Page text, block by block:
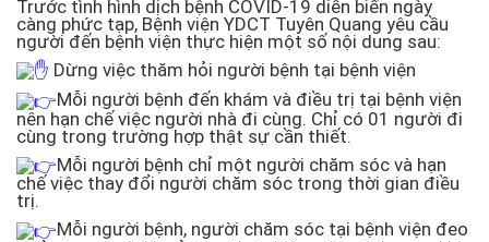
Trước tình hình dịch bệnh COVID-19 diễn biến ngày
càng phức tạp, Bệnh viện YDCT Tuyên Quang yêu cầu
người đến bệnh viện thực hiện một số nội dung sau:
Dừng việc thăm hỏi người bệnh tại bệnh viện
Mỗi người bệnh đến khám và điều trị tại bệnh viện
nên hạn chế việc người nhà đi cùng. Chỉ có 01 người đi
cùng trong trường hợp thật sự cần thiết.
Mỗi người bệnh chỉ một người chăm sóc và hạn
chế việc thay đổi người chăm sóc trong thời gian điều
trị.
Mỗi người bệnh, người chăm sóc tại bệnh viện đeo